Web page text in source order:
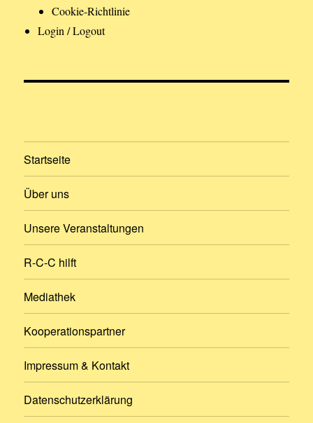
Cookie-Richtlinie
Login / Logout
Startseite
Über uns
Unsere Veranstaltungen
R-C-C hilft
Mediathek
Kooperationspartner
Impressum & Kontakt
Datenschutzerklärung